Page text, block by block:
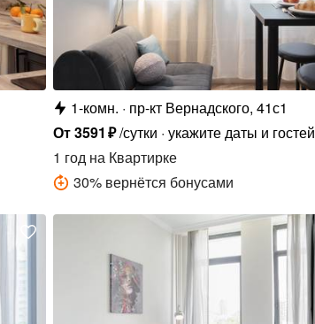
1-комн.
пр-кт Вернадского, 41с1
От3591 ₽/сутки укажите даты и гостей
1 год на Квартирке
30% вернётся бонусами